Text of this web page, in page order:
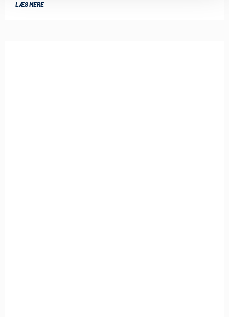
LÆS MERE